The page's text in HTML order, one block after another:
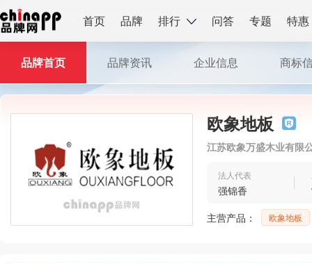
首页 品牌 排行 问答 专题 特惠
欧象地板
江苏欧象万盛木业有限
法人代表
强锦香
主营产品：
欧象地板
品牌首页 品牌资讯 企业信息 商标